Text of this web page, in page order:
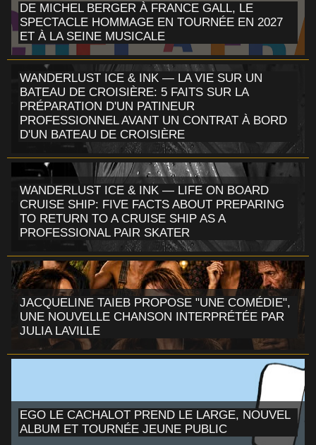
DE MICHEL BERGER À FRANCE GALL, LE
SPECTACLE HOMMAGE EN TOURNÉE EN 2027
ET À LA SEINE MUSICALE
WANDERLUST ICE & INK — LA VIE SUR UN
BATEAU DE CROISIÈRE: 5 FAITS SUR LA
PRÉPARATION D'UN PATINEUR
PROFESSIONNEL AVANT UN CONTRAT À BORD
D'UN BATEAU DE CROISIÈRE
WANDERLUST ICE & INK — LIFE ON BOARD
CRUISE SHIP: FIVE FACTS ABOUT PREPARING
TO RETURN TO A CRUISE SHIP AS A
PROFESSIONAL PAIR SKATER
JACQUELINE TAIEB PROPOSE "UNE COMÉDIE",
UNE NOUVELLE CHANSON INTERPRÉTÉE PAR
JULIA LAVILLE
EGO LE CACHALOT PREND LE LARGE, NOUVEL
ALBUM ET TOURNÉE JEUNE PUBLIC